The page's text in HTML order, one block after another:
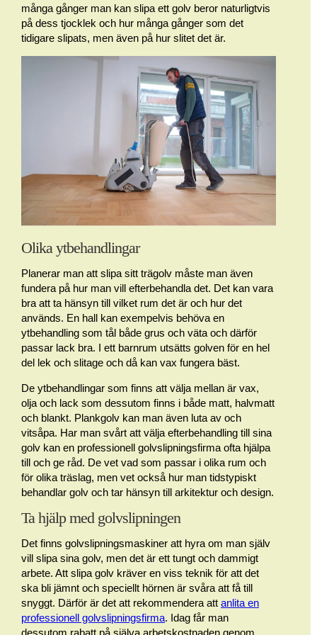
många gånger man kan slipa ett golv beror naturligtvis
på dess tjocklek och hur många gånger som det
tidigare slipats, men även på hur slitet det är.
Olika ytbehandlingar
Planerar man att slipa sitt trägolv måste man även
fundera på hur man vill efterbehandla det. Det kan vara
bra att ta hänsyn till vilket rum det är och hur det
används. En hall kan exempelvis behöva en
ytbehandling som tål både grus och väta och därför
passar lack bra. I ett barnrum utsätts golven för en hel
del lek och slitage och då kan vax fungera bäst.
De ytbehandlingar som finns att välja mellan är vax,
olja och lack som dessutom finns i både matt, halvmatt
och blankt. Plankgolv kan man även luta av och
vitsåpa. Har man svårt att välja efterbehandling till sina
golv kan en professionell golvslipningsfirma ofta hjälpa
till och ge råd. De vet vad som passar i olika rum och
för olika träslag, men vet också hur man tidstypiskt
behandlar golv och tar hänsyn till arkitektur och design.
Ta hjälp med golvslipningen
Det finns golvslipningsmaskiner att hyra om man själv
vill slipa sina golv, men det är ett tungt och dammigt
arbete. Att slipa golv kräver en viss teknik för att det
ska bli jämnt och speciellt hörnen är svåra att få till
snyggt. Därför är det att rekommendera att anlita en
professionell golvslipningsfirma. Idag får man